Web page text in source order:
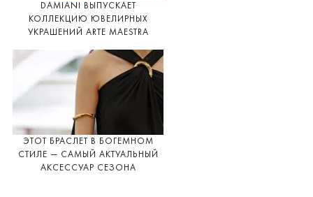
DAMIANI ВЫПУСКАЕТ
КОЛЛЕКЦИЮ ЮВЕЛИРНЫХ
УКРАШЕНИЙ ARTE MAESTRA
ЭТОТ БРАСЛЕТ В БОГЕМНОМ
СТИЛЕ — САМЫЙ АКТУАЛЬНЫЙ
АКСЕССУАР СЕЗОНА